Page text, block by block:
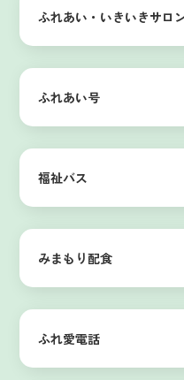
ふれあい・いきいきサロ
ふれあい号
福祉バス
みまもり配食
ふれ愛電話